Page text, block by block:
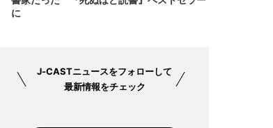
に
J-CASTニュースをフォローして
最新情報をチェック